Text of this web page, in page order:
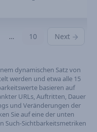
… 10 Next
dynamischen Satz von
werden und etwa alle 15
basieren auf
URLs, Auftritten, Dauer
und Veränderungen der
Sie auf eine der unten
Such-Sichtbarkeitsmetriken